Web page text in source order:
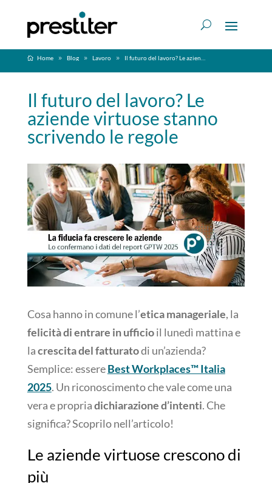
Home Blog Lavoro Il futuro del lavoro? Le aziende virtuose stanno scrivendo le regole
Il futuro del lavoro? Le
aziende virtuose stanno
scrivendo le regole
Cosa hanno in comune l’etica manageriale, la
felicità di entrare in ufficioil lunedì mattina e
lacrescita del fatturatodi un’azienda?
Semplice: essereBest Workplaces™ Italia
2025. Un riconoscimento che vale come una
vera e propriadichiarazione d’intenti. Che
significa? Scoprilo nell’articolo!
Le aziende virtuose crescono di
più